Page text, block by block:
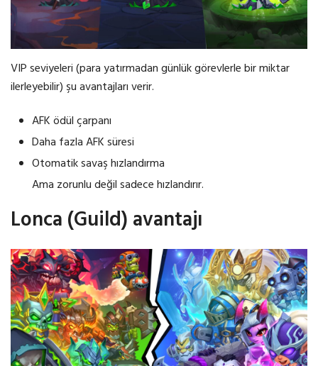
VIP seviyeleri (para yatırmadan günlük görevlerle bir miktar
ilerleyebilir) şu avantajları verir.
AFK ödül çarpanı
Daha fazla AFK süresi
Otomatik savaş hızlandırma
Ama zorunlu değil sadece hızlandırır.
Lonca (Guild) avantajı